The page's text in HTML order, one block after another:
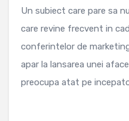
Un subiect care pare sa
care revine frecvent in
conferintelor de
apar la lansarea unei
preocupa atat pe